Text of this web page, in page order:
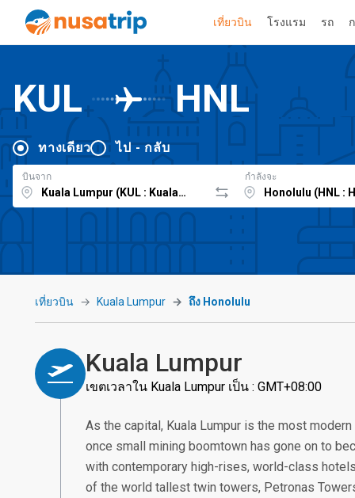
เที่ยวบิน โรงแรม รถ
KUL HNL
ทางเดียว ไป - กลับ
บินจาก กำลังจะ
เที่ยวบิน Kuala Lumpur ถึง Honolulu
Kuala Lumpur
เขตเวลาใน Kuala Lumpur เป็น : GMT+08:00
As the capital, Kuala Lumpur is the most
once small mining boomtown has gone on to
with contemporary high-rises, world-class
of the world tallest twin towers, Petronas